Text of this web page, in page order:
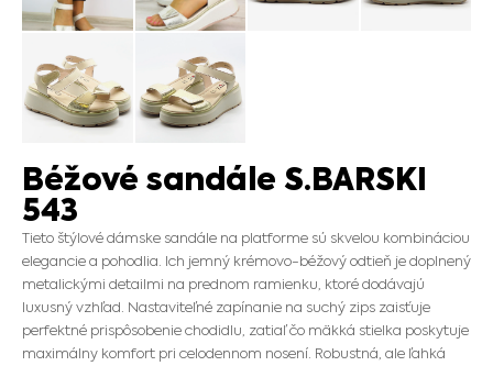
Béžové sandále S.BARSKI
543
Tieto štýlové dámske sandále na platforme sú skvelou kombináciou
elegancie a pohodlia. Ich jemný krémovo-béžový odtieň je doplnený
metalickými detailmi na prednom ramienku, ktoré dodávajú
luxusný vzhľad. Nastaviteľné zapínanie na suchý zips zaisťuje
perfektné prispôsobenie chodidlu, zatiaľ čo mäkká stielka poskytuje
maximálny komfort pri celodennom nosení. Robustná, ale ľahká